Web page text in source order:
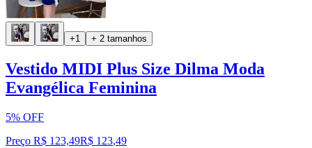
+1 + 2 tamanhos
Vestido MIDI Plus Size Dilma Moda
Evangélica Feminina
5% OFF
Preço R$ 123,49R$ 123,49